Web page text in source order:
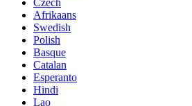
Afrikaans
Swedish
Polish
Basque
Catalan
Esperanto
Hindi
Lao